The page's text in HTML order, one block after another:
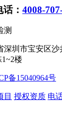
： 4008-
测
深圳市宝安区
楼
备15040964号
目 授权资质 电